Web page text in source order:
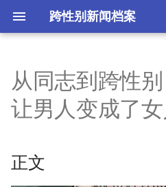
跨性别新闻档案
a
正文
2
从同志到跨性别
让男人变成了女
正文